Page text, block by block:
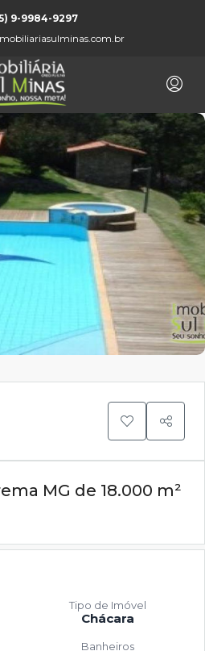
9-9984-9297
MG de 18.000 m²
Chácara
Tipo de Imóvel
Banheiros